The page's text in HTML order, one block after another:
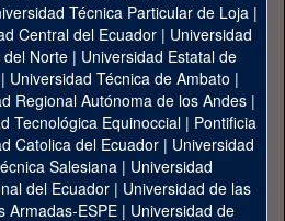
Técnica Particular de Loja|
Central del Ecuador| Universidad
del Norte | Universidad Estatal de
| Universidad Técnica de Ambato |
Regional Autónoma de los Andes|
Tecnológica Equinoccial| Pontificia
Catolica del Ecuador | Universidad
Salesiana | Universidad
del Ecuador | Universidad de las
Armadas-ESPE | Universidad de